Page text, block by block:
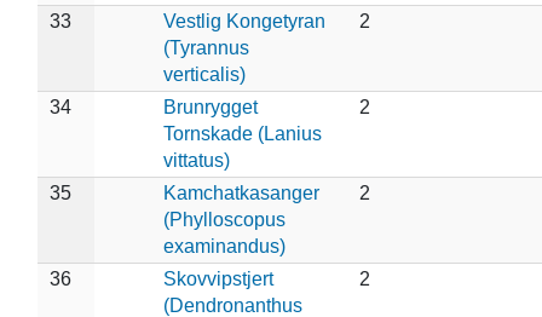
33
Vestlig Kongetyran
(Tyrannus
verticalis)
2
34
Brunrygget
Tornskade (Lanius
vittatus)
2
35
Kamchatkasanger
(Phylloscopus
examinandus)
2
36
Skovvipstjert
(Dendronanthus
2